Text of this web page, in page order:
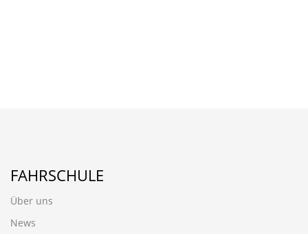
FAHRSCHULE
Über uns
News